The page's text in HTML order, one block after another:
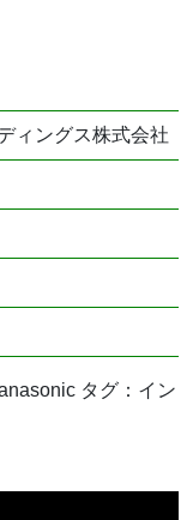
ィングス株式会社
タグ：イン